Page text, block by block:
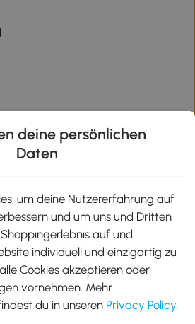
Google Play
deine persönlichen
Daten
um deine Nutzererfahrung auf
und um uns und Dritten
auf und
individuell und einzigartig zu
Cookies akzeptieren oder
vornehmen. Mehr
du in unseren Privacy Policy.